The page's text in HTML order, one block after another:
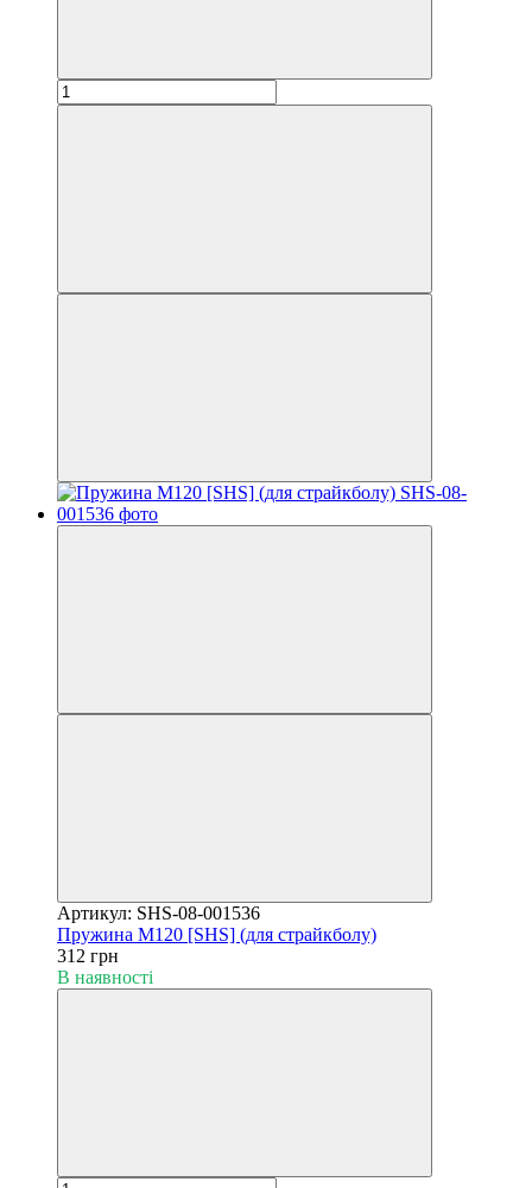
Артикул: SHS-08-001536
Пружина M120 [SHS] (для страйкболу)
312 грн
В наявності